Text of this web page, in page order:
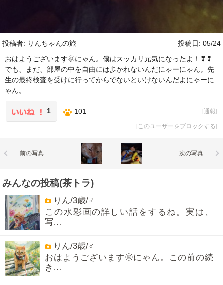
投稿者: りんちゃんの旅
投稿日: 05/24
おはようございます🌞にゃん。僕はスッカリ元気になったよ！❣❢
でも、まだ、部屋の中を自由には歩かれないんだにゃーにゃん。先
生の最終検査を受けに行ってからでないといけないんだよにゃーに
ゃん。
1 101 [通報]
[このユーザーをブロックする]
前の写真 次の写真
みんなの投稿(茶トラ)
りん/3歳/♂
この水彩画の詳しい話をするね。実は、
写…
りん/3歳/♂
おはようございます🌞にゃん。この前の続
き…